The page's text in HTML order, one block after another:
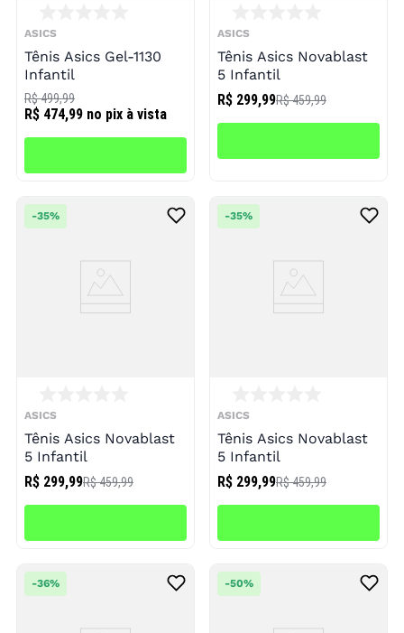
ASICS
Tênis Asics Gel-1130
Infantil
R$ 474,99 no pix à vista
R$ 499,99
ASICS
Tênis Asics Novablast
5 Infantil
R$ 299,99R$ 459,99
ASICS
Tênis Asics Novablast
5 Infantil
R$ 299,99R$ 459,99
-35%
ASICS
Tênis Asics Novablast
5 Infantil
R$ 299,99R$ 459,99
-35%
-36% -50%